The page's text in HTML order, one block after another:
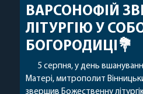
ВАРСОНОФІЙ
ЛІТУРГІЮ У
БОГОРОДИЦІ💐
5 серпня, у день
Матері, митрополит
звершив Божественну